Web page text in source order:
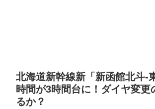
北海道新幹線新「新函館北斗-
時間が3時間台に！ダイヤ変更
るか？